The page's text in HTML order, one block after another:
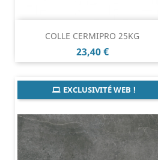
COLLE CERMIPRO 25KG
Prix
23,40 €
EXCLUSIVITÉ WEB !